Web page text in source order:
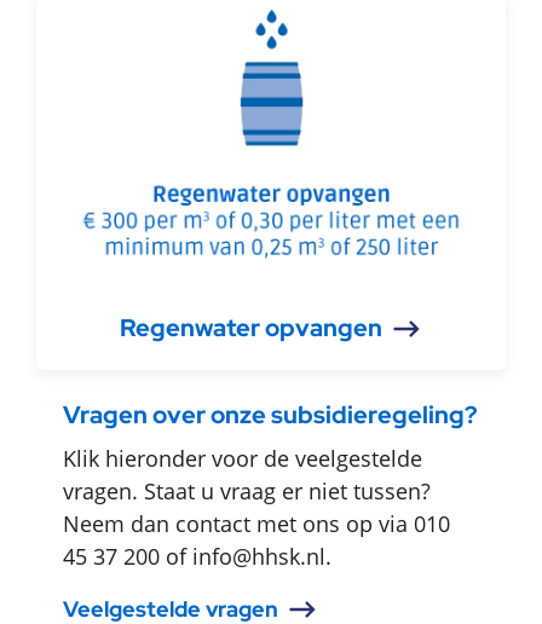
Regenwater opvangen
Vragen over onze subsidieregeling?
Klik hieronder voor de veelgestelde
vragen. Staat u vraag er niet tussen?
Neem dan contact met ons op via 010
45 37 200 of info@hhsk.nl.
Veelgestelde vragen